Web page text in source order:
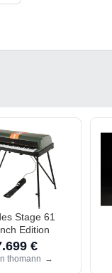
Stage 61
Edition
€
thomann →